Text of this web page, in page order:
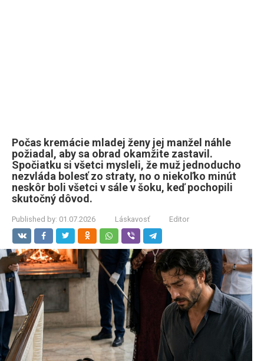
Počas kremácie mladej ženy jej manžel náhle
požiadal, aby sa obrad okamžite zastavil.
Spočiatku si všetci mysleli, že muž jednoducho
nezvláda bolesť zo straty, no o niekoľko minút
neskôr boli všetci v sále v šoku, keď pochopili
skutočný dôvod.
Published by: 01.07.2026 Láskavosť Editor